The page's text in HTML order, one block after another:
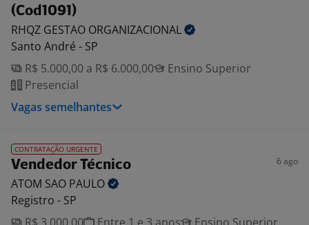
(Cod1091)
RHQZ GESTAO ORGANIZACIONAL
Santo André - SP
R$ 5.000,00 a R$ 6.000,00
Ensino Superior
Presencial
Vagas semelhantes
CONTRATAÇÃO URGENTE
Vendedor Técnico 6 ago
ATOM SAO PAULO
Registro - SP